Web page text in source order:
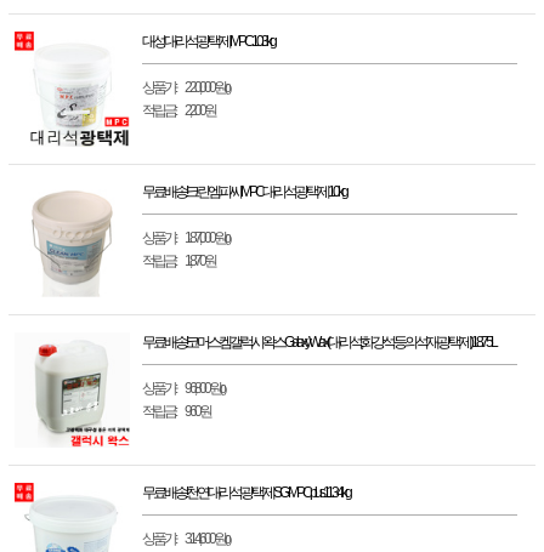
대성 대리석광택제 MPC 10.3kg
상품가 : 220,000원(0)
적립금 : 2,200원
무료배송! 크린 엠피씨 MPC 대리석 광택제 10kg
상품가 : 187,000원(0)
적립금 : 1,870원
무료배송! 코머스켐 갤럭시 왁스 Galaxy Wax(대리석, 화강석 등의 석재 광택제)18.75L
상품가 : 96,800원(0)
적립금 : 960원
무료배송! 천연대리석 광택제 SG-MPC plus 11.34kg
상품가 : 314,600원(0)